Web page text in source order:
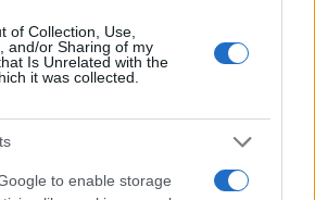
of Collection, Use,
and/or Sharing of my
Is Unrelated with the
it was collected.
to enable storage
πόσο να πληρώσει για
σε 10χρονο κορίτσι - Το παιδί
σε αυλή επιχείρησης
η ταχύτητα που οδήγησε
Σέρρες με νεκρούς μητέρα
κάτι απέσπασε την προσοχή